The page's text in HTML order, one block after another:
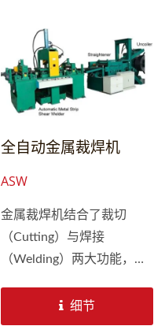
全自动金属裁焊机
ASW
金属裁焊机结合了裁切
（Cutting）与焊接
（Welding）两大功能，可
行精准裁切，然后将裁好的
细节